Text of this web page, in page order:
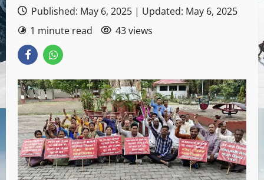
Published: May 6, 2025 | Updated: May 6, 2025
1 minute read
43 views